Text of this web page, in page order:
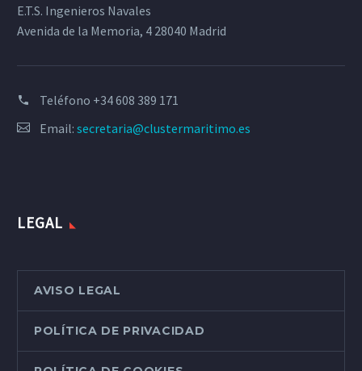
E.T.S. Ingenieros Navales
Avenida de la Memoria, 4 28040 Madrid
Teléfono +34 608 389 171
Email: secretaria@clustermaritimo.es
LEGAL
AVISO LEGAL
POLÍTICA DE PRIVACIDAD